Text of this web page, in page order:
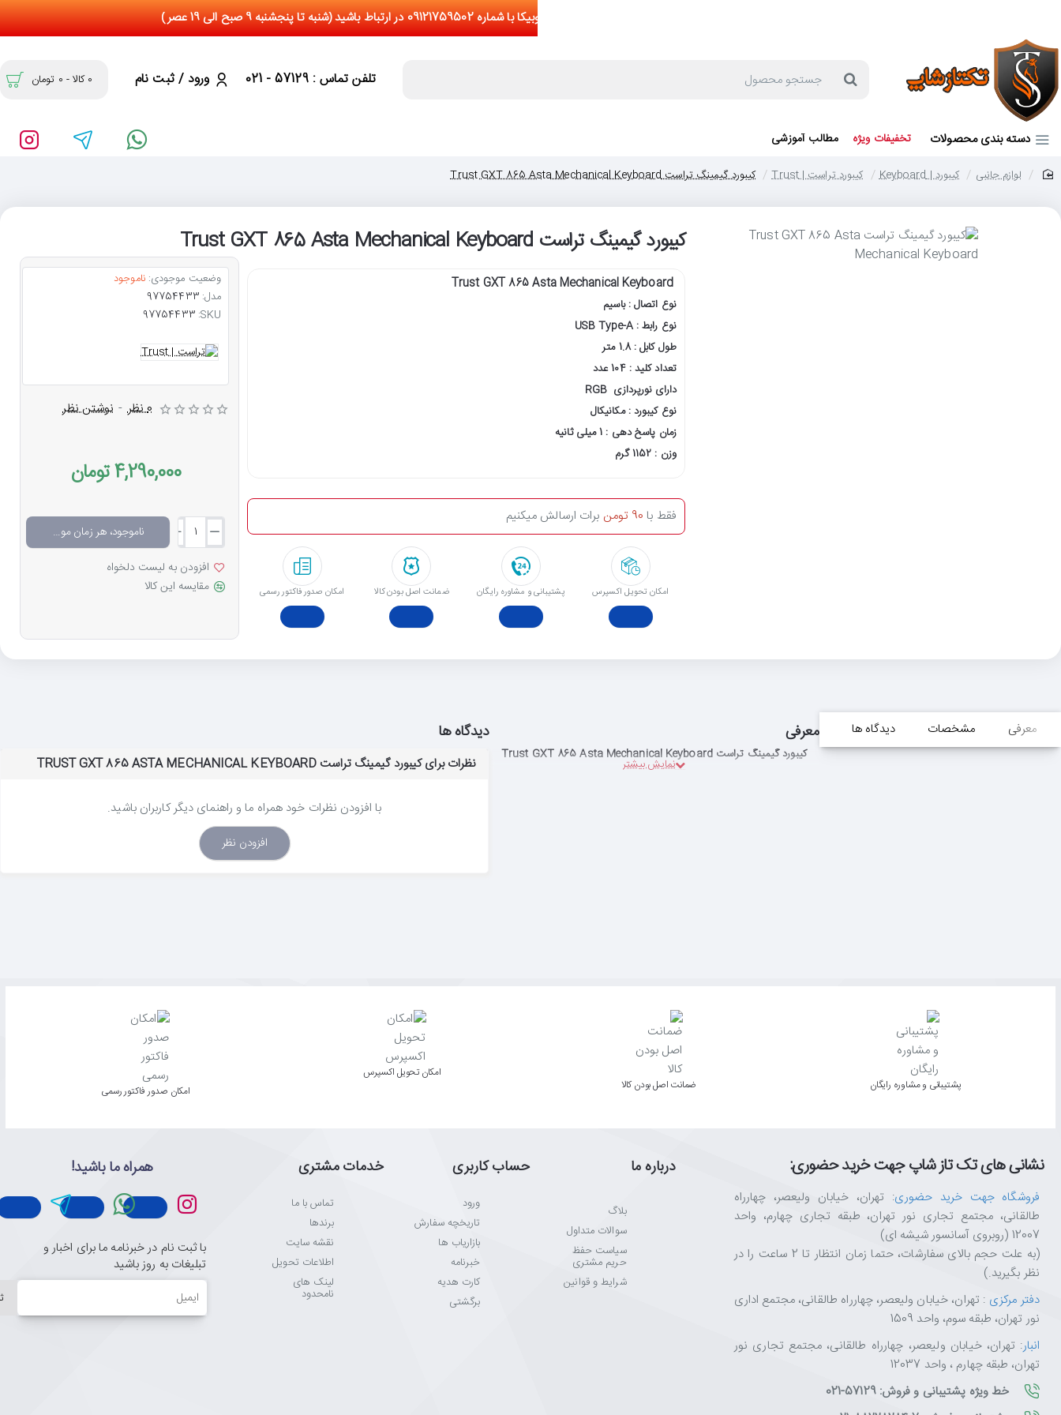
جستجو
تلفن تماس : 57129 - 021 ورود / ثبت نام 0 کالا - 0 تومان
دسته بندی محصولات تخفیفات ویژه مطالب آموزشی
لوازم جانبی کیبورد | Keyboard کیبورد تراست | Trust کیبورد گیمینگ تراست Trust GXT 865 Asta Mechanical Keyboard
کیبورد گیمینگ تراست Trust GXT 865 Asta Mechanical Keyboard
Trust GXT 865 Asta Mechanical Keyboard
نوع اتصال : باسیم
نوع رابط : USB Type-A
طول کابل : 1.8 متر
تعداد کلید : 104 عدد
دارای نورپردازی RGB
نوع کیبورد : مکانیکال
زمان پاسخ دهی : 1 میلی ثانیه
وزن : 1152 گرم
امکان تحویل اکسپرس پشتیبانی و مشاوره رایگان ﺿﻤﺎﻧﺖ اﺻﻞ ﺑﻮدن ﮐﺎﻟﺎ امکان صدور فاکتور رسمی
فقط با 90 تومن برات ارسالش میکنیم
وضعیت موجودی: ناموجود
مدل: 97754433
SKU:
97754433
0 نظر - نوشتن نظر
4,290,000 تومان
ناموجود، هر زمان موجود شد خبرم کن
افزودن به لیست دلخواه
مقایسه این کالا
معرفی مشخصات دیدگاه ها معرفی
کیبورد گیمینگ تراست Trust GXT 865 Asta Mechanical Keyboard
دیدگاه ها
نظرات برای کیبورد گیمینگ تراست TRUST GXT 865 ASTA MECHANICAL KEYBOARD
با افزودن نظرات خود همراه ما و راهنمای دیگر کاربران باشید.
افزودن نظر
پشتیبانی و مشاوره رایگان ﺿﻤﺎﻧﺖ اﺻﻞ ﺑﻮدن ﮐﺎﻟﺎ
اﻣﮑﺎن ﺗﺤﻮﯾﻞ اﮐﺴﭙﺮس
امکان صدور فاکتور رسمی
نشانی های تک تاز شاپ جهت خرید حضوری:
فروشگاه جهت خرید حضوری: تهران، خیابان ولیعصر، چهارراه
طالقانی، مجتمع تجاری نور تهران، طبقه تجاری چهارم، واحد
12007 (روبروی آسانسور شیشه ای)
(به علت حجم بالای سفارشات، حتما زمان انتظار تا 2 ساعت را در
نظر بگیرید.)
دفتر مرکزی : تهران، خیابان ولیعصر، چهارراه طالقانی، مجتمع اداری
نور تهران، طبقه سوم، واحد 1509
انبار: تهران، خیابان ولیعصر، چهارراه طالقانی، مجتمع تجاری نور
تهران، طبقه چهارم ، واحد 12037
خط ویژه پشتیبانی و فروش: 57129-021
درباره ما
بلاگ
سوالات متداول
سیاست حفظ
حریم مشتری
شرایط و قوانین
حساب کاربری
ورود
تاریخچه سفارش
بازاریاب ها
خبرنامه
کارت هدیه
برگشتی
خدمات مشتری
تماس با ما
برندها
نقشه سایت
اطلاعات تحویل
لینک های
نامحدود
همراه ما باشید!
با ثبت نام در خبرنامه ما برای اخبار و
تبلیغات به روز باشید
ایمیل